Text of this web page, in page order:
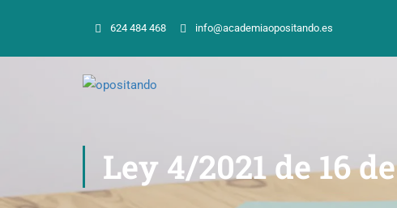
624 484 468 info@academiaopositando.es
Ley 4/2021 de 16